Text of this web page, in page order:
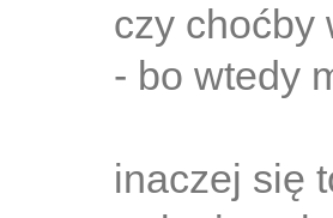
czy choćby
- bo wtedy
inaczej się